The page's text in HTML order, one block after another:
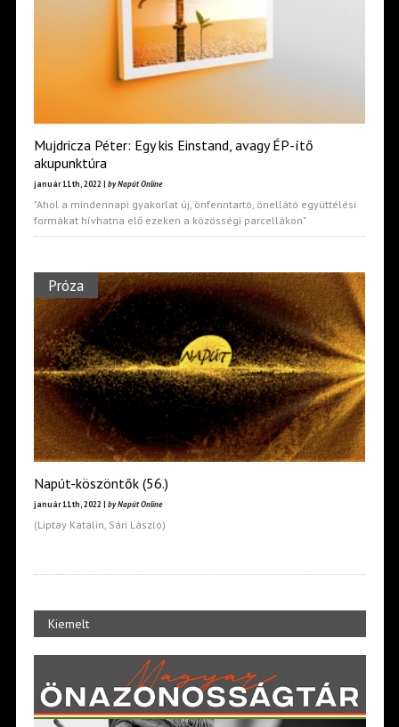
Mujdricza Péter: Egy kis Einstand, avagy ÉP-ítő
akupunktúra
január 11th, 2022 | by Napút Online
"Ahol a mindennapi gyakorlat új, önfenntartó, önellátó együttélési
formákat hívhatna elő ezeken a közösségi parcellákon"
Próza
Napút-köszöntők (56.)
január 11th, 2022 | by Napút Online
(Liptay Katalin, Sári László)
Kiemelt